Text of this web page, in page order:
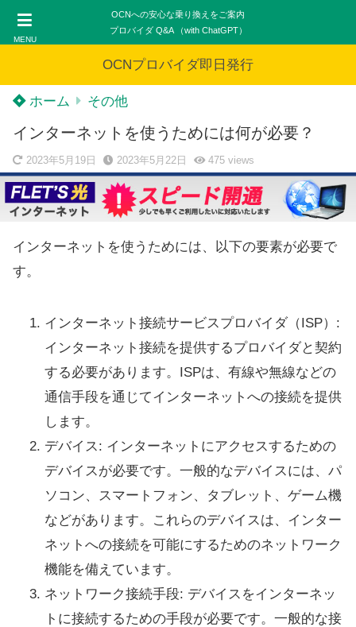
MENU
OCNへの安心な乗り換えをご案内
プロバイダ Q&A （with ChatGPT）
OCNプロバイダ即日発行
ホーム その他
インターネットを使うためには何が必要？
2023年5月19日 2023年5月22日 475views
インターネットを使うためには、以下の要素が必要で
す。
インターネット接続サービスプロバイダ（ISP）:
インターネット接続を提供するプロバイダと契約
する必要があります。ISPは、有線や無線などの
通信手段を通じてインターネットへの接続を提供
します。
デバイス: インターネットにアクセスするための
デバイスが必要です。一般的なデバイスには、パ
ソコン、スマートフォン、タブレット、ゲーム機
などがあります。これらのデバイスは、インター
ネットへの接続を可能にするためのネットワーク
機能を備えています。
ネットワーク接続手段: デバイスをインターネッ
トに接続するための手段が必要です。一般的な接